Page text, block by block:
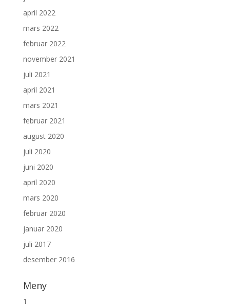
april 2022
mars 2022
februar 2022
november 2021
juli 2021
april 2021
mars 2021
februar 2021
august 2020
juli 2020
juni 2020
april 2020
mars 2020
februar 2020
januar 2020
juli 2017
desember 2016
Meny
1